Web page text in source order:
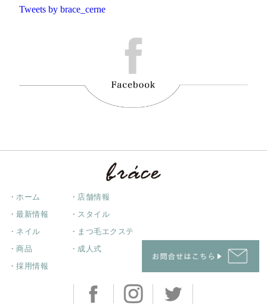
Tweets by brace_cerne
・ホーム ・店舗情報
・最新情報 ・スタイル
・ネイル ・まつ毛エクステ
・商品 ・成人式
・採用情報